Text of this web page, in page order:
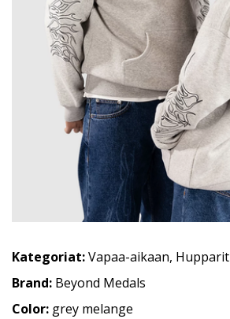
Kategoriat:Vapaa-aikaan, Hupparit
Brand: Beyond Medals
Color: grey melange